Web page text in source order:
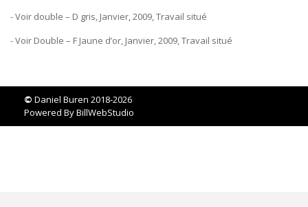
- Voir double – D gris, Janvier, 2009, Travail situé
- Voir Double – F Jaune d’or, Janvier, 2009, Travail situé
© Daniel Buren 2018-2026
Powered ByBillWebStudio